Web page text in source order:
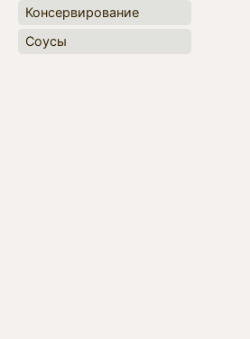
Консервирование
Соусы